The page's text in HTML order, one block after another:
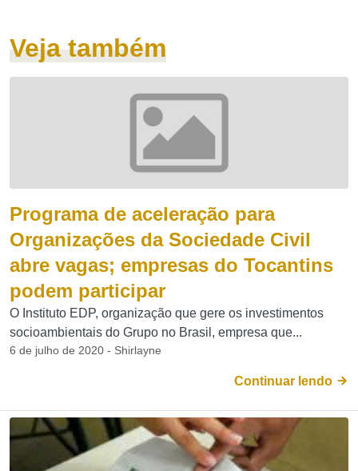
Veja também
Programa de aceleração para
Organizações da Sociedade Civil
abre vagas; empresas do Tocantins
podem participar
O Instituto EDP, organização que gere os investimentos
socioambientais do Grupo no Brasil, empresa que...
6 de julho de 2020 - Shirlayne
Continuar lendo